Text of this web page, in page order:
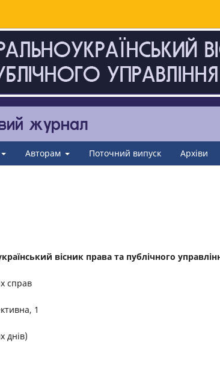
Авторам Поточний випуск Архіви
вісник права та публічного
справ
1
днів)